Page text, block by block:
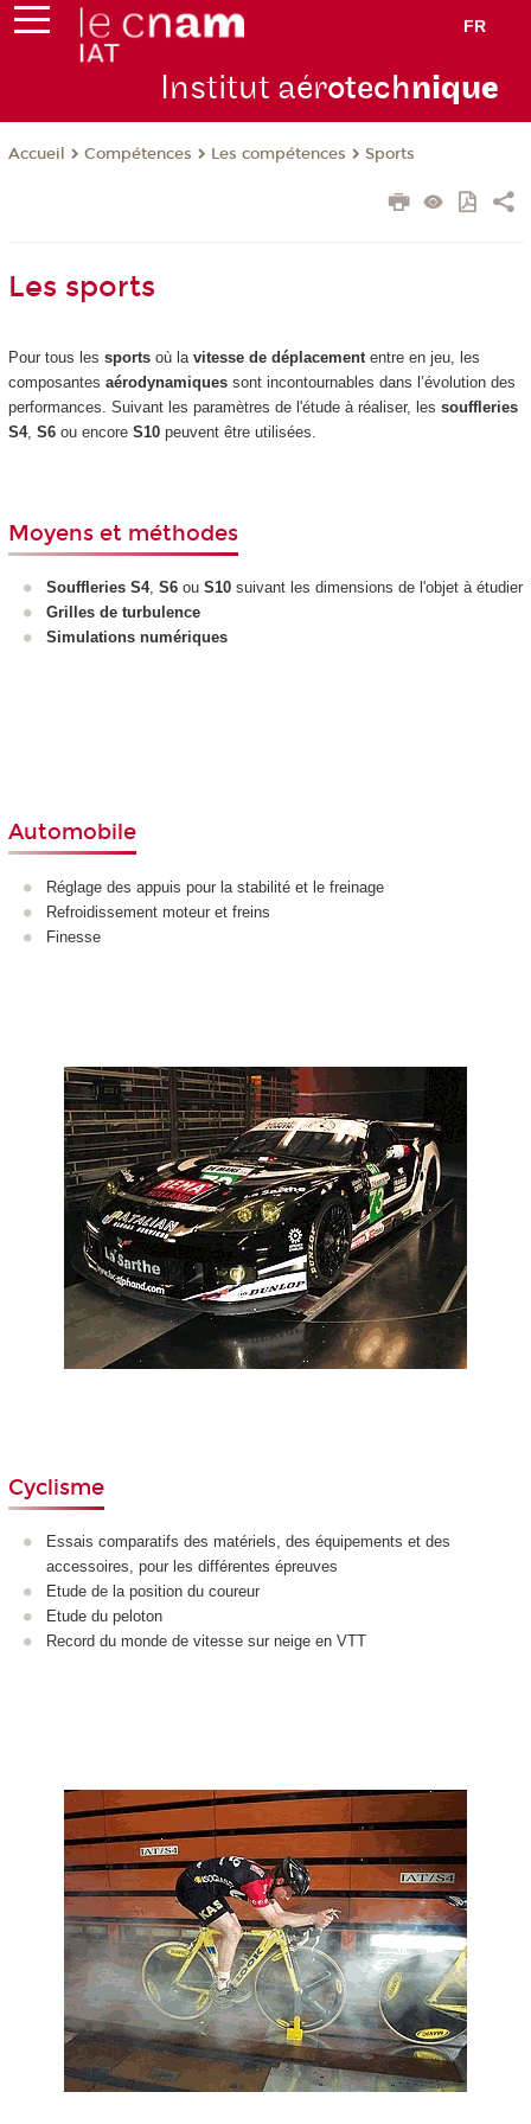
FR
Institut aérotechnique
Accueil Compétences Les compétences Sports
Les sports
Pour tous les sports où la vitesse de déplacemententre en jeu, les
composantes aérodynamiquessont incontournables dans l’évolution des
performances. Suivant les paramètres de l'étude à réaliser, les souffleries
S4, S6ou encore S10peuvent être utilisées.
Moyens et méthodes
Souffleries S4, S6 ou S10 suivant les dimensions de l'objet à étudier
Grilles de turbulence
Simulations numériques
Automobile
Réglage des appuis pour la stabilité et le freinage
Refroidissement moteur et freins
Finesse
Cyclisme
Essais comparatifs des matériels, des équipements et des
accessoires, pour les différentes épreuves
Etude de la position du coureur
Etude du peloton
Record du monde de vitesse sur neige en VTT